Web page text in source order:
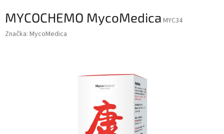
MYCOCHEMO MycoMedica MYC34
Značka: MycoMedica